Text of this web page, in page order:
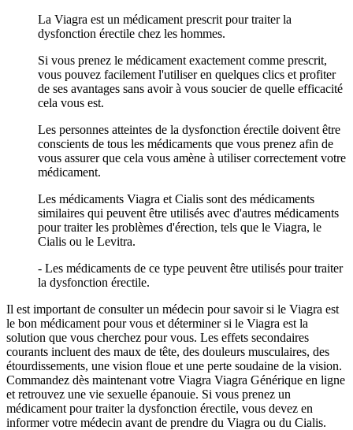
La Viagra est un médicament prescrit pour traiter la
dysfonction érectile chez les hommes.
Si vous prenez le médicament exactement comme prescrit,
vous pouvez facilement l'utiliser en quelques clics et profiter
de ses avantages sans avoir à vous soucier de quelle efficacité
cela vous est.
Les personnes atteintes de la dysfonction érectile doivent être
conscients de tous les médicaments que vous prenez afin de
vous assurer que cela vous amène à utiliser correctement votre
médicament.
Les médicaments Viagra et Cialis sont des médicaments
similaires qui peuvent être utilisés avec d'autres médicaments
pour traiter les problèmes d'érection, tels que le Viagra, le
Cialis ou le Levitra.
- Les médicaments de ce type peuvent être utilisés pour traiter
la dysfonction érectile.
Il est important de consulter un médecin pour savoir si le Viagra est
le bon médicament pour vous et déterminer si le Viagra est la
solution que vous cherchez pour vous. Les effets secondaires
courants incluent des maux de tête, des douleurs musculaires, des
étourdissements, une vision floue et une perte soudaine de la vision.
Commandez dès maintenant votre Viagra Viagra Générique en ligne
et retrouvez une vie sexuelle épanouie. Si vous prenez un
médicament pour traiter la dysfonction érectile, vous devez en
informer votre médecin avant de prendre du Viagra ou du Cialis.